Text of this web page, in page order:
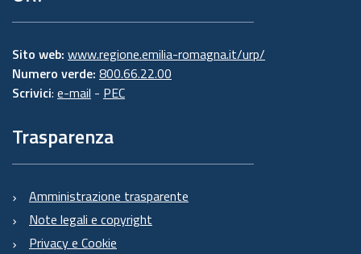
Sito web: www.regione.emilia-romagna.it/urp/
Numero verde: 800.66.22.00
Scrivici: e-mail - PEC
Trasparenza
Amministrazione trasparente
Note legali e copyright
Privacy e Cookie